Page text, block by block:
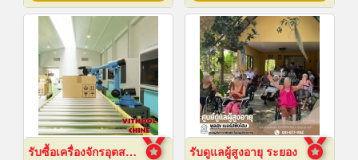
รับซื้อเครื่องจักรอุตสาหกรรมมือสอง รับดูแลผู้สูงอายุ ระยอง